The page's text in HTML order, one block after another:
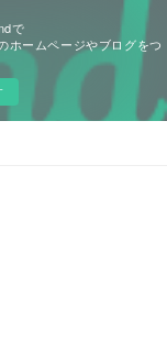
で
ホームページやブログをつ